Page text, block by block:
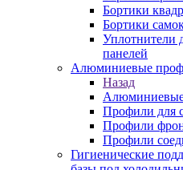
Бортики
Бортики
Уплотнители
панелей
Алюминиевые
Назад
Профили для
Профили
Профили
Гигиенические